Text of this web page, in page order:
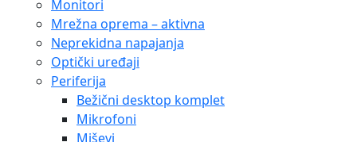
Monitori
Mrežna oprema – aktivna
Neprekidna napajanja
Optički uređaji
Periferija
Bežični desktop komplet
Mikrofoni
Miševi